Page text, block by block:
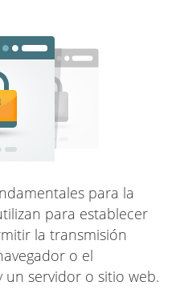
para la
para establecer
la transmisión
o el
servidor o sitio web.